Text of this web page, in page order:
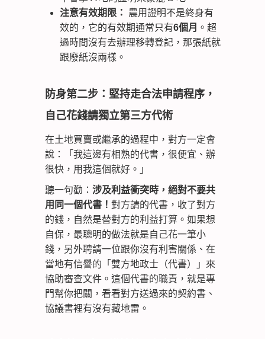
注意有效期限：
農用證明不是終身有
效的，它的有效期通常只有6個月 。超
過時間沒有去辦理移轉登記，那張紙就
跟廢紙沒兩樣。
防身第二步：堅持走合法申請程序，
自己花錢請獨立第三方代術
在土地買賣或繼承的過程中，對方一定會
說：「我這邊有相熟的代書，很便宜、辦
很快，用我這個就好。」
聽一句勸： 涉及利益衝突時，絕對不要共
用同一個代書！ 對方請的代書，收了對方
的錢，自然是替對方的利益打算。如果想
自保，最聰明的做法就是自己花一筆小
錢，另外聘請一位跟你沒有利害關係、在
當地有信譽的「雙方地政士（代書）」來
協助審查文件。這個代書的職責，就是專
門幫你把關，看看對方送過來的契約書、
協議書裡有沒有藏地雷。